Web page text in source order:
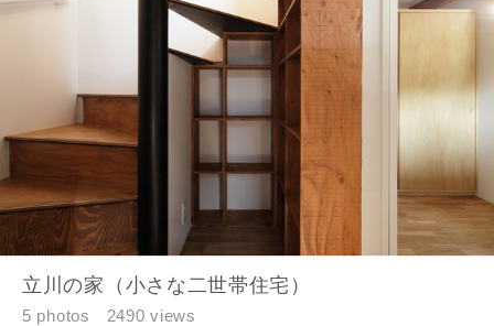
立川の家（小さな二世帯住宅）
5 photos 2490 views
律上の請求原因の如何を問わず賠償の責任を負わないものと
当社は、お客様が本サービスを利用することにより第三者と
の間で生じた紛争等について一切責任を負わないものとしま
す。
入力内容を送信する
キャンセル